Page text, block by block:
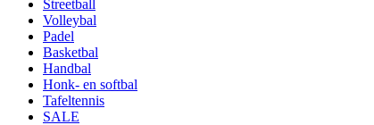
Streetball
Volleybal
Padel
Basketbal
Handbal
Honk- en softbal
Tafeltennis
SALE